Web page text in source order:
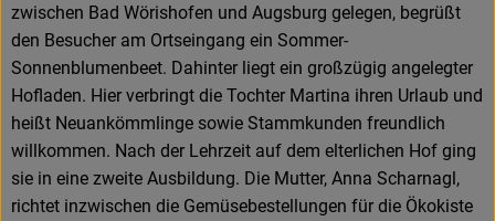
zwischen Bad Wörishofen und Augsburg gelegen, begrüßt
den Besucher am Ortseingang ein Sommer-
Sonnenblumenbeet. Dahinter liegt ein großzügig angelegter
Hofladen. Hier verbringt die Tochter Martina ihren Urlaub und
heißt Neuankömmlinge sowie Stammkunden freundlich
willkommen. Nach der Lehrzeit auf dem elterlichen Hof ging
sie in eine zweite Ausbildung. Die Mutter, Anna Scharnagl,
richtet inzwischen die Gemüsebestellungen für die Ökokiste